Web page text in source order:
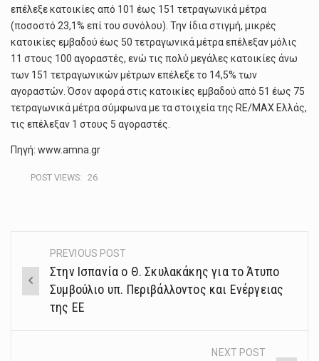
επέλεξε κατοικίες από 101 έως 151 τετραγωνικά μέτρα
(ποσοστό 23,1% επί του συνόλου). Την ίδια στιγμή, μικρές
κατοικίες εμβαδού έως 50 τετραγωνικά μέτρα επέλεξαν μόλις
11 στους 100 αγοραστές, ενώ τις πολύ μεγάλες κατοικίες άνω
των 151 τετραγωνικών μέτρων επέλεξε το 14,5% των
αγοραστών. Όσον αφορά στις κατοικίες εμβαδού από 51 έως 75
τετραγωνικά μέτρα σύμφωνα με τα στοιχεία της RE/MAX Ελλάς,
τις επέλεξαν 1 στους 5 αγοραστές.
Πηγή: www.amna.gr
POST VIEWS: 26
Post
navigation
PREVIOUS POST
Στην Ισπανία ο Θ. Σκυλακάκης για το Άτυπο
Συμβούλιο υπ. Περιβάλλοντος και Ενέργειας
της ΕΕ
NEXT POST